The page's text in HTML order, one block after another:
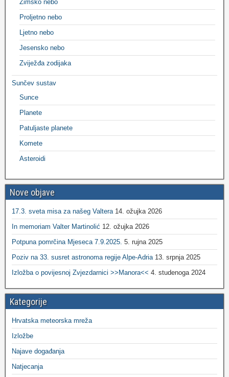
Zimsko nebo
Proljetno nebo
Ljetno nebo
Jesensko nebo
Zviježđa zodijaka
Sunčev sustav
Sunce
Planete
Patuljaste planete
Komete
Asteroidi
Nove objave
17.3. sveta misa za našeg Valtera 14. ožujka 2026
In memoriam Valter Martinolić 12. ožujka 2026
Potpuna pomrčina Mjeseca 7.9.2025. 5. rujna 2025
Poziv na 33. susret astronoma regije Alpe-Adria 13. srpnja 2025
Izložba o povijesnoj Zvjezdarnici >>Manora<< 4. studenoga 2024
Kategorije
Hrvatska meteorska mreža
Izložbe
Najave događanja
Natjecanja